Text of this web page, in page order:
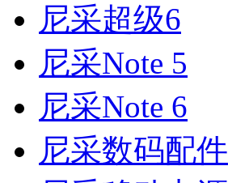
尼采超级6
尼采Note 5
尼采Note 6
尼采数码配件